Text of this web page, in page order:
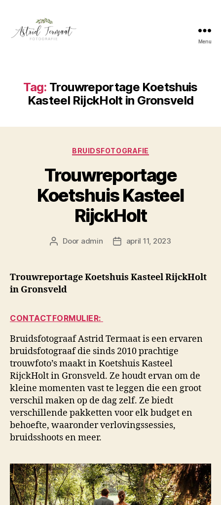
Menu
Tag: Trouwreportage Koetshuis
Kasteel RijckHolt in Gronsveld
Categorieën
BRUIDSFOTOGRAFIE
Trouwreportage
Koetshuis Kasteel
RijckHolt
Berichtauteur
Door admin Berichtdatum
april 11, 2023
Trouwreportage Koetshuis Kasteel RijckHolt
in Gronsveld
CONTACTFORMULIER:
Bruidsfotograaf Astrid Termaat is een ervaren
bruidsfotograaf die sinds 2010 prachtige
trouwfoto’s maakt in Koetshuis Kasteel
RijckHolt in Gronsveld. Ze houdt ervan om de
kleine momenten vast te leggen die een groot
verschil maken op de dag zelf. Ze biedt
verschillende pakketten voor elk budget en
behoefte, waaronder verlovingssessies,
bruidsshoots en meer.